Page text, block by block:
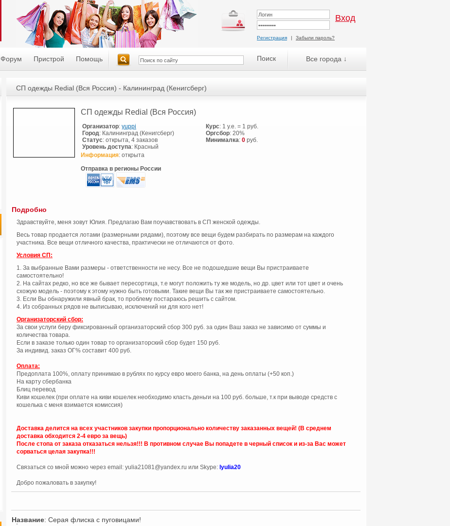
Регистрация | Забыли пароль?
Форум Пристрой Помощь Все города ↓
СП одежды Redial (Вся Россия) - Калининград (Кенигсберг)
СП одежды Redial (Вся Россия)
Организатор: yuppi
Город: Калининград (Кенигсберг)
Статус: открыта, 4 заказов
Уровень доступа: Красный
Курс: 1 у.е. = 1 руб.
Оргсбор: 20%
Минималка: 0 руб.
Информация: открыта
Отправка в регионы России
Подробно
Здравствуйте, меня зовут Юлия. Предлагаю Вам поучавствовать в СП женской одежды.
Весь товар продается лотами (размерными рядами), поэтому все вещи будем разбирать по размерам на каждого
участника. Все вещи отличного качества, практически не отличаются от фото.
Условия СП:
1. За выбранные Вами размеры - ответственности не несу. Все не подошедшие вещи Вы пристраиваете
самостоятельно!
2. На сайтах редко, но все же бывает пересортица, т.е могут положить ту же модель, но др. цвет или тот цвет и очень
схожую модель - поэтому к этому нужно быть готовыми. Такие вещи Вы так же пристраиваете самостоятельно.
3. Если Вы обнаружили явный брак, то проблему постараюсь решить с сайтом.
4. Из собранных рядов не выписываю, исключений ни для кого нет!
Организаторский сбор:
За свои услуги беру фиксированный организаторский сбор 300 руб. за один Ваш заказ не зависимо от суммы и
количества товара.
Если в заказе только один товар то организаторский сбор будет 150 руб.
За индивид. заказ ОГ% составит 400 руб.
Оплата:
Предоплата 100%, оплату принимаю в рублях по курсу евро моего банка, на день оплаты (+50 коп.)
На карту сбербанка
Блиц перевод
Киви кошелек (при оплате на киви кошелек необходимо класть деньги на 100 руб. больше, т.к при выводе средств с
кошелька с меня взимается комиссия)
Доставка делится на всех участников закупки пропорционально количеству заказанных вещей! (В среднем
доставка обходится 2-4 евро за вещь)
После стопа от заказа отказаться нельзя!!! В противном случае Вы попадете в черный список и из-за Вас может
сорваться целая закупка!!!
Связаться со мной можно через email: yulia21081@yandex.ru или Skype: lyulia20
Добро пожаловать в закупку!
Название: Серая флиска с пуговицами!